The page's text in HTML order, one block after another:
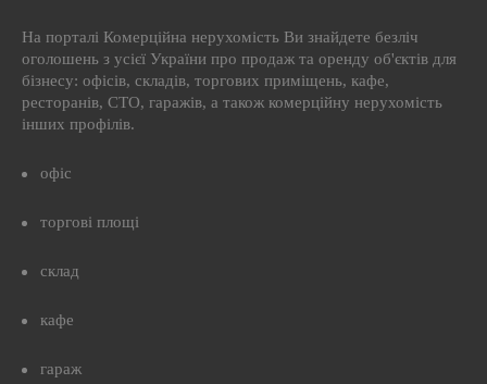
На порталі Комерційна нерухомість Ви знайдете безліч
оголошень з усієї України про продаж та оренду об'єктів для
бізнесу: офісів, складів, торгових приміщень, кафе,
ресторанів, СТО, гаражів, а також комерційну нерухомість
інших профілів.
офіс
торгові площі
склад
кафе
гараж